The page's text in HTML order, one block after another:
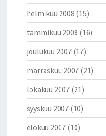
helmikuu 2008 (15)
tammikuu 2008 (16)
joulukuu 2007 (17)
marraskuu 2007 (21)
lokakuu 2007 (21)
syyskuu 2007 (10)
elokuu 2007 (10)